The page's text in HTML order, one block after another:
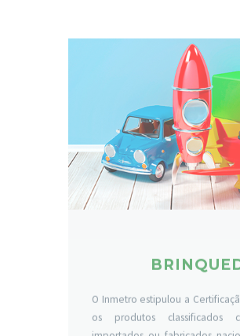
os produtos classificados
importados ou fabricados